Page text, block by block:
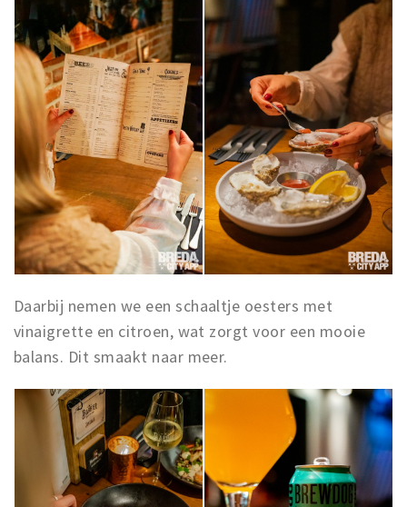
Daarbij nemen we een schaaltje oesters met
vinaigrette en citroen, wat zorgt voor een mooie
balans. Dit smaakt naar meer.